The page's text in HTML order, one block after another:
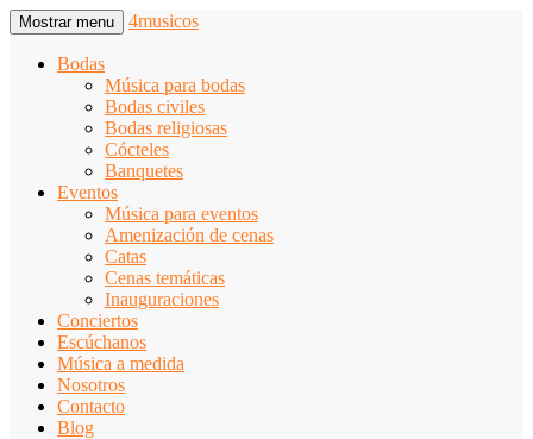
Mostrar menu 4musicos
Bodas
Música para bodas
Bodas civiles
Bodas religiosas
Cócteles
Banquetes
Eventos
Música para eventos
Amenización de cenas
Catas
Cenas temáticas
Inauguraciones
Conciertos
Escúchanos
Música a medida
Nosotros
Contacto
Blog